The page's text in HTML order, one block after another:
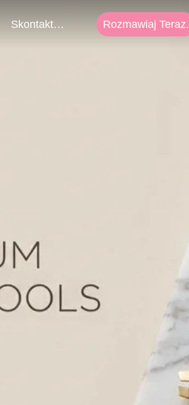
Skontaktuj Się Z Nami Rozmawiaj Teraz.